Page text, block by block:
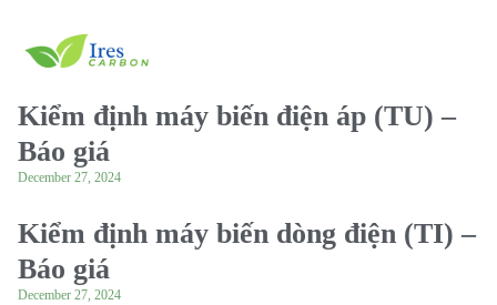
Kiểm định máy biến điện áp (TU) –
Báo giá
December 27, 2024
Kiểm định máy biến dòng điện (TI) –
Báo giá
December 27, 2024